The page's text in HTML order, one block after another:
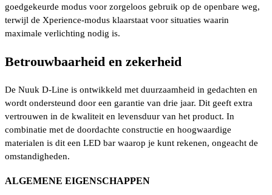
goedgekeurde modus voor zorgeloos gebruik op de openbare weg,
terwijl de Xperience-modus klaarstaat voor situaties waarin
maximale verlichting nodig is.
Betrouwbaarheid en zekerheid
De Nuuk D-Line is ontwikkeld met duurzaamheid in gedachten en
wordt ondersteund door een garantie van drie jaar. Dit geeft extra
vertrouwen in de kwaliteit en levensduur van het product. In
combinatie met de doordachte constructie en hoogwaardige
materialen is dit een LED bar waarop je kunt rekenen, ongeacht de
omstandigheden.
ALGEMENE EIGENSCHAPPEN